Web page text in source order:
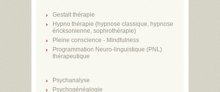
Gestalt thérapie
Hypno thérapie (hypnose classique, hypnose
éricksonienne, sophrothérapie)
Pleine conscience - Mindfulness
Programmation Neuro-linguistique (PNL)
thérapeutique
Psychanalyse
Psychogénéalogie